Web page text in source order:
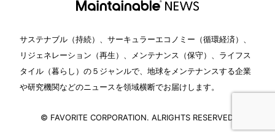
サステナブル（持続）、サーキュラーエコノミー（循環経済）、
リジェネレーション（再生）、メンテナンス（保守）、ライフス
タイル（暮らし）の５ジャンルで、地球をメンテナンスする企業
や研究機関などのニュースを領域横断でお届けします。
© FAVORITE CORPORATION. ALRIGHTS RESERVED.